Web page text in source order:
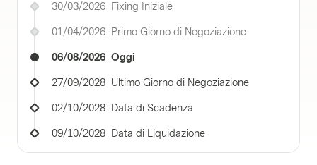
30/03/2026 Fixing Iniziale
01/04/2026 Primo Giorno di Negoziazione
06/08/2026 Oggi
27/09/2028 Ultimo Giorno di Negoziazione
02/10/2028 Data di Scadenza
09/10/2028 Data di Liquidazione